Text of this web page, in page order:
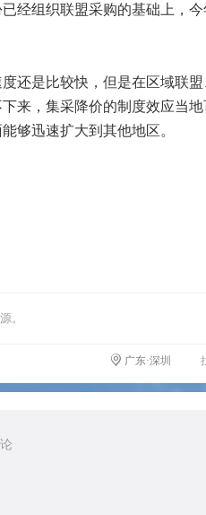
经组织联盟采购的基础上，
还是比较快，但是在区域联
来，集采降价的制度效应当
够迅速扩大到其他地区。
。
广东·深圳